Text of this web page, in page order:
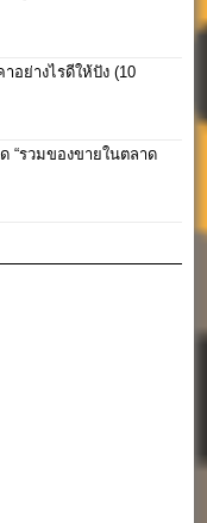
อย่างไรดีให้ปัง (10
“รวมของขายในตลาด